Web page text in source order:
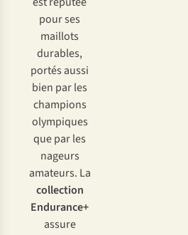
pour ses
maillots
durables,
portés aussi
bien par les
champions
olympiques
que par les
nageurs
amateurs. La
collection
Endurance+
assure